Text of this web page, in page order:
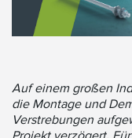
Auf einem großen
die Montage und
Verstrebungen